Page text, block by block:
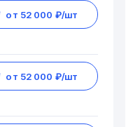
от 52 000 ₽/шт
от 52 000 ₽/шт